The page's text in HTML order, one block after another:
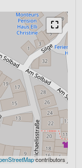
⛶
contributors